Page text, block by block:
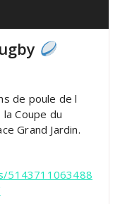
de poule de l
Coupe du
Grand Jardin.
5143711063488